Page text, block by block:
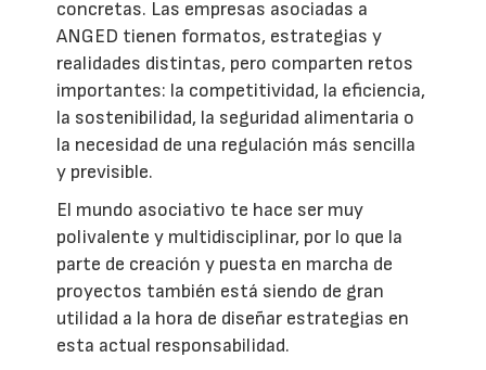
concretas. Las empresas asociadas a
ANGED tienen formatos, estrategias y
realidades distintas, pero comparten retos
importantes: la competitividad, la eficiencia,
la sostenibilidad, la seguridad alimentaria o
la necesidad de una regulación más sencilla
y previsible.
El mundo asociativo te hace ser muy
polivalente y multidisciplinar, por lo que la
parte de creación y puesta en marcha de
proyectos también está siendo de gran
utilidad a la hora de diseñar estrategias en
esta actual responsabilidad.